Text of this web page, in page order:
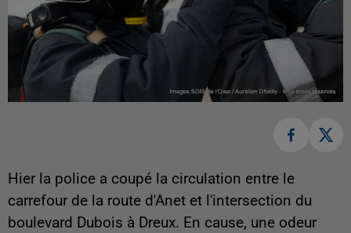
Hier la police a coupé la circulation entre le
carrefour de la route d'Anet et l'intersection du
boulevard Dubois à Dreux. En cause, une odeur